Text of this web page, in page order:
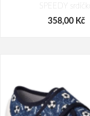
SPEEDY srdíčko
358,00 Kč